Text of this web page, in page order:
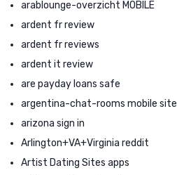
arablounge-overzicht MOBILE
ardent fr review
ardent fr reviews
ardent it review
are payday loans safe
argentina-chat-rooms mobile site
arizona sign in
Arlington+VA+Virginia reddit
Artist Dating Sites apps